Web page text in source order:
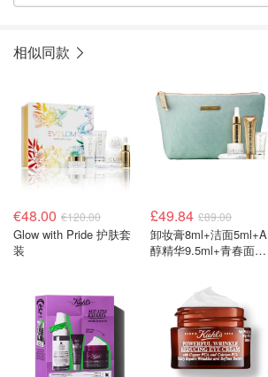
相似同款
€48.00 €120.00
Glow with Pride 护肤套
装
£49.84 £89.00
卸妆膏8ml+洁面5ml+A
醇精华9.5ml+青春面霜